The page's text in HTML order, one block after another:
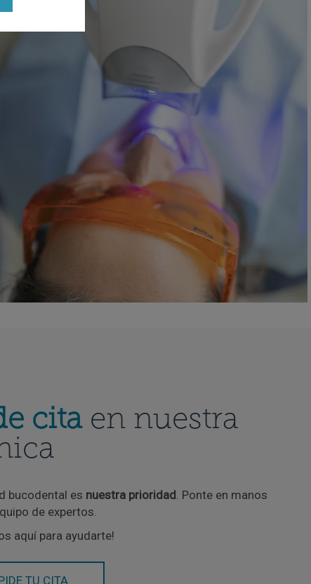
citaen nuestra
bucodental es nuestra prioridad. Ponte en manos
de expertos.
aquí para ayudarte!
TU CITA